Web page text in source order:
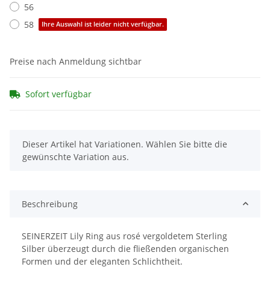
56
58
Ihre Auswahl ist leider nicht verfügbar.
Preise nach Anmeldung sichtbar
Sofort verfügbar
x
Dieser Artikel hat Variationen. Wählen Sie bitte die
gewünschte Variation aus.
Beschreibung
SEINERZEIT Lily Ring aus rosé vergoldetem Sterling
Silber überzeugt durch die fließenden organischen
Formen und der eleganten Schlichtheit.